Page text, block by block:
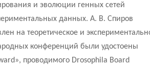
и эволюции генных сетей
данных. А. В. Спиров
на теоретическое и
конференций были удостоены
проводимого Drosophila Board